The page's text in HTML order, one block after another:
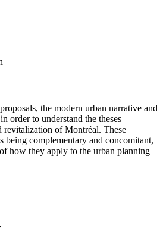
the modern urban narrative and
order to understand the theses
revitalization of Montréal. These
being complementary and concomitant,
how they apply to the urban planning